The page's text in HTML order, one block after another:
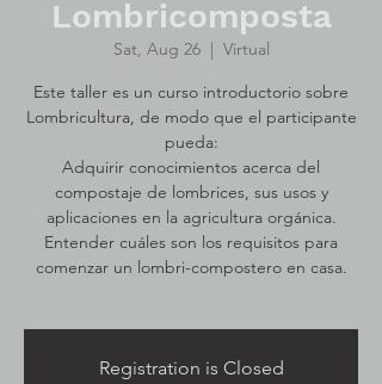
Lombricomposta
Sat, Aug 26
  |
Virtual
Este taller es un curso introductorio sobre
Lombricultura, de modo que el participante
pueda:
Adquirir conocimientos acerca del
compostaje de lombrices, sus usos y
aplicaciones en la agricultura orgánica.
Entender cuáles son los requisitos para
comenzar un lombri-compostero en casa.
Registration is Closed